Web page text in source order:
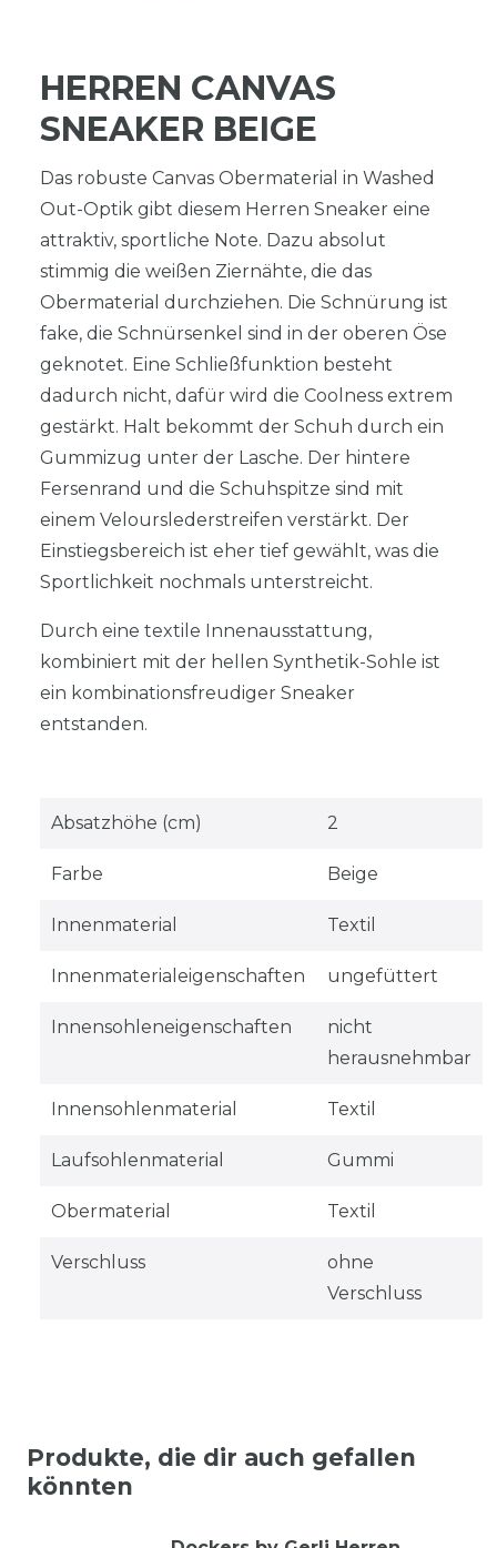
HERREN CANVAS
SNEAKER BEIGE
Das robuste Canvas Obermaterial in Washed
Out-Optik gibt diesem Herren Sneaker eine
attraktiv, sportliche Note. Dazu absolut
stimmig die weißen Ziernähte, die das
Obermaterial durchziehen. Die Schnürung ist
fake, die Schnürsenkel sind in der oberen Öse
geknotet. Eine Schließfunktion besteht
dadurch nicht, dafür wird die Coolness extrem
gestärkt. Halt bekommt der Schuh durch ein
Gummizug unter der Lasche. Der hintere
Fersenrand und die Schuhspitze sind mit
einem Velourslederstreifen verstärkt. Der
Einstiegsbereich ist eher tief gewählt, was die
Sportlichkeit nochmals unterstreicht.
Durch eine textile Innenausstattung,
kombiniert mit der hellen Synthetik-Sohle ist
ein kombinationsfreudiger Sneaker
entstanden.
Absatzhöhe (cm) 2
Farbe Beige
Innenmaterial Textil
Innenmaterialeigenschaften ungefüttert
Innensohleneigenschaften
nicht
herausnehmbar
Innensohlenmaterial Textil
Laufsohlenmaterial Gummi
Obermaterial Textil
Verschluss
ohne
Verschluss
Produkte, die dir auch gefallen
könnten